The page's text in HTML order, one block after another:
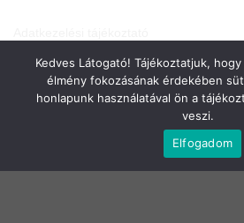
Elállási nyilatkozat
Szállítási infók
Kedves Látogató! Tájékoztatjuk,
élmény fokozásának érdekében
honlapunk használatával ön a
veszi.
Elfogadom